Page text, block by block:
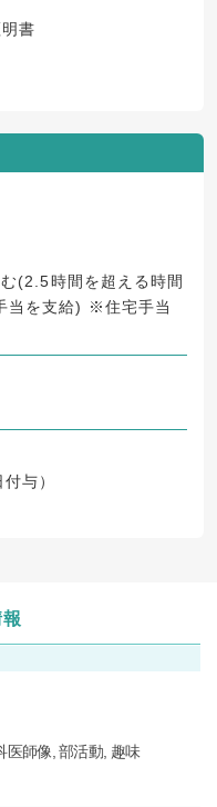
書
(2.5時間を超える時間
当を支給) ※住宅手当
与）
医師像, 部活動, 趣味